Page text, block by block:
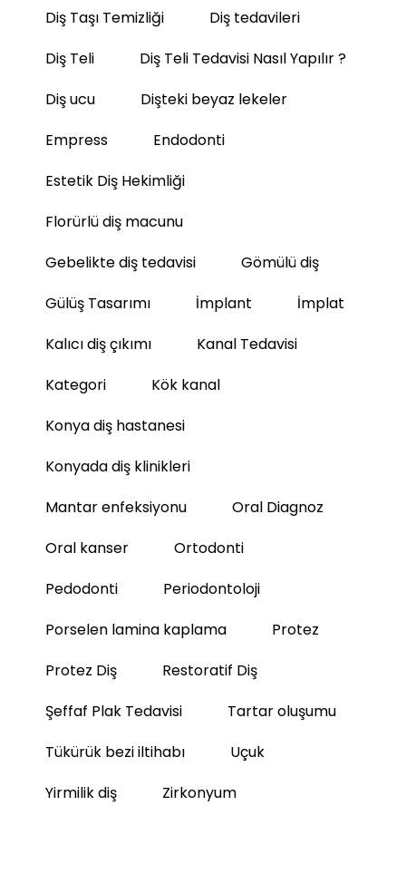
Diş Taşı Temizliği
Diş tedavileri
Diş Teli
Diş Teli Tedavisi Nasıl Yapılır ?
Diş ucu
Dişteki beyaz lekeler
Empress
Endodonti
Estetik Diş Hekimliği
Florürlü diş macunu
Gebelikte diş tedavisi
Gömülü diş
Gülüş Tasarımı
İmplant
İmplat
Kalıcı diş çıkımı
Kanal Tedavisi
Kategori
Kök kanal
Konya diş hastanesi
Konyada diş klinikleri
Mantar enfeksiyonu
Oral Diagnoz
Oral kanser
Ortodonti
Pedodonti
Periodontoloji
Porselen lamina kaplama
Protez
Protez Diş
Restoratif Diş
Şeffaf Plak Tedavisi
Tartar oluşumu
Tükürük bezi iltihabı
Uçuk
Yirmilik diş
Zirkonyum